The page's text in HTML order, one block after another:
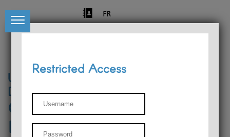
FR
University of Liège
Départment of Philosophy
Center for Phenomenological
Research
Restricted Access